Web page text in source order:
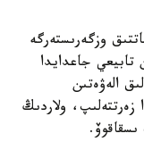
وزگەرىستەرگە
جاعدايدا
الەۋەتىن
زەرتتەلىپ، ولاردىڭ